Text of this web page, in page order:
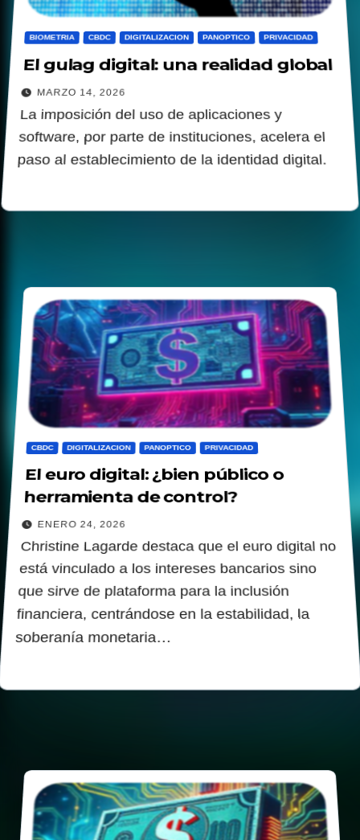
BIOMETRIA CBDC DIGITALIZACION PANOPTICO PRIVACIDAD
El gulag digital: una realidad global
MARZO 14, 2026
La imposición del uso de aplicaciones y
software, por parte de instituciones, acelera el
paso al establecimiento de la identidad digital.
CBDC DIGITALIZACION PANOPTICO PRIVACIDAD
El euro digital: ¿bien público o
herramienta de control?
ENERO 24, 2026
Christine Lagarde destaca que el euro digital no
está vinculado a los intereses bancarios sino
que sirve de plataforma para la inclusión
financiera, centrándose en la estabilidad, la
soberanía monetaria…